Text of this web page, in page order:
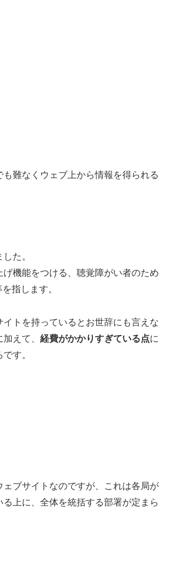
難なくウェブ上から情報を得られる
た。
機能をつける、聴覚障がい者のため
指します。
トを持っているとお世辞にも言えな
えて、 経費がかかりすぎている点に
す。
ブサイトなのですが、これは各局が
上に、全体を統括する部署が定まら